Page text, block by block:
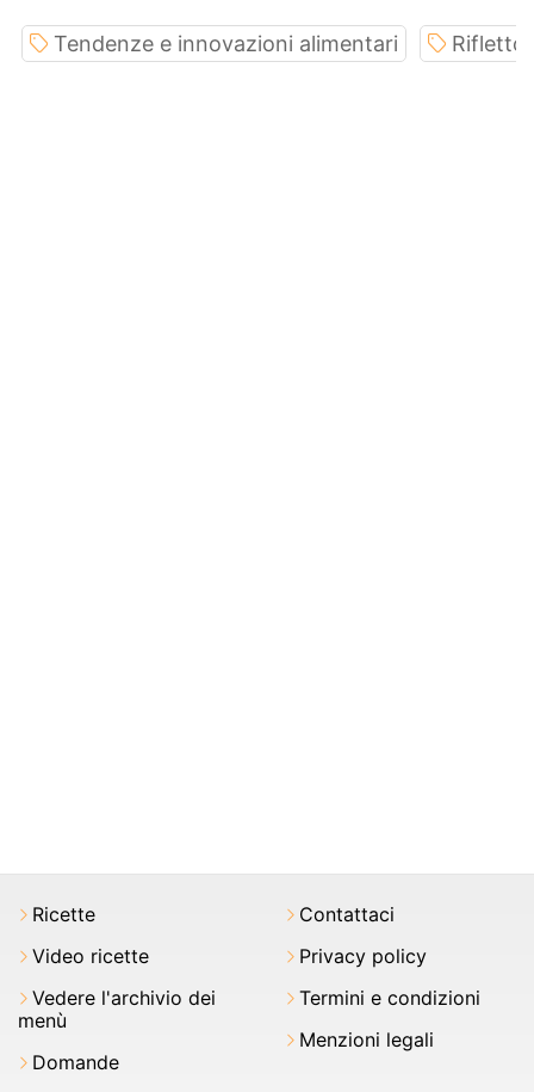
Tendenze e innovazioni alimentari
Ricette
Video ricette
Vedere l'archivio dei
menù
Domande
Contattaci
Privacy policy
Termini e condizioni
Menzioni legali